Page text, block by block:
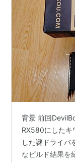
背景 前回
RX580にしたキ
した謎ドライバ
なビルド結果を